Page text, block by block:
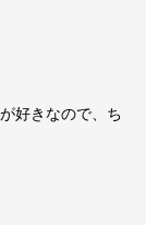
好きなので、ち